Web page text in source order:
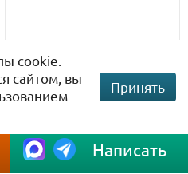
Кольца для штор Lokee
black
340 руб. Написать
cookie.
сайтом, вы
Принять